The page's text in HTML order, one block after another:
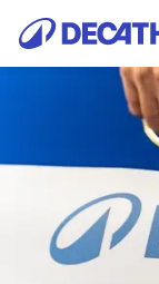
Zum Inhalt springen